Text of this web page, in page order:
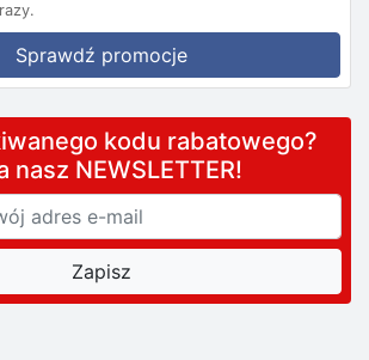
Sprawdź promocje
kodu rabatowego?
nasz NEWSLETTER!